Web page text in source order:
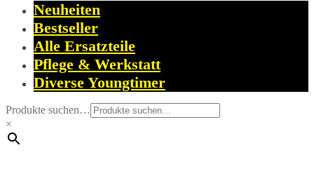
Neuheiten
Bestseller
Alle Ersatzteile
Pflege & Werkstatt
Diverse Youngtimer
Produkte suchen…
×